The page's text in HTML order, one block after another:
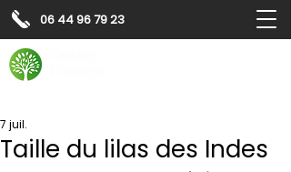
06 44 96 79 23
Taille du lilas des Indes
7 juil.